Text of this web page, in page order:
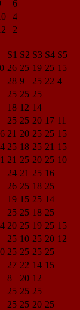
6
4
2
S1 S2 S3 S4 S5
26 25 19 25 15
28 9 25 22 4
25 25 25
18 12 14
25 25 20 17 11
21 20 25 25 15
25 18 25 21 15
21 25 20 25 10
24 21 25 16
26 25 18 25
19 15 25 14
25 25 18 25
20 25 19 25 15
25 10 25 20 12
25 25 25 25
27 22 14 15
8 20 12
25 25 25
25 25 20 25